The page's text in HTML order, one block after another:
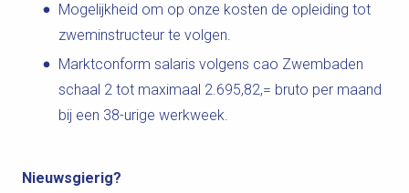
Mogelijkheid om op onze kosten de opleiding tot
zweminstructeur te volgen.
Marktconform salaris volgens cao Zwembaden
schaal 2 tot maximaal 2.695,82,= bruto per maand
bij een 38-urige werkweek.
Nieuwsgierig?